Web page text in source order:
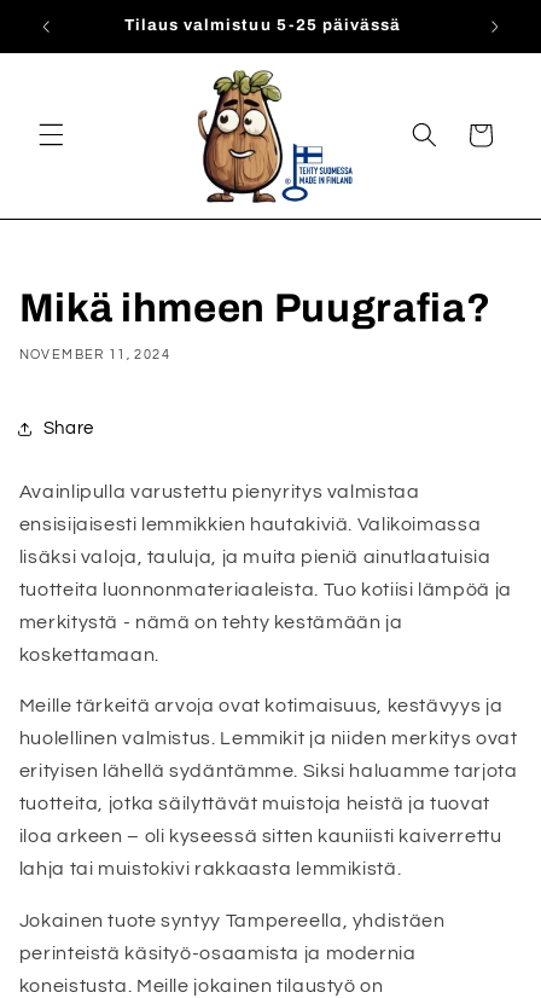
Skip to
Tilaus valmistuu 5-25 päivässä
Cart
Mikä ihmeen Puugrafia?
NOVEMBER 11, 2024
Share
Avainlipulla varustettu pienyritys valmistaa
ensisijaisesti lemmikkien hautakiviä. Valikoimassa
lisäksi valoja, tauluja, ja muita pieniä ainutlaatuisia
tuotteita luonnonmateriaaleista. Tuo kotiisi lämpöä ja
merkitystä - nämä on tehty kestämään ja
koskettamaan.
Meille tärkeitä arvoja ovat kotimaisuus, kestävyys ja
huolellinen valmistus. Lemmikit ja niiden merkitys ovat
erityisen lähellä sydäntämme. Siksi haluamme tarjota
tuotteita, jotka säilyttävät muistoja heistä ja tuovat
iloa arkeen – oli kyseessä sitten kauniisti kaiverrettu
lahja tai muistokivi rakkaasta lemmikistä.
Jokainen tuote syntyy Tampereella, yhdistäen
perinteistä käsityö-osaamista ja modernia
koneistusta. Meille jokainen tilaustyö on